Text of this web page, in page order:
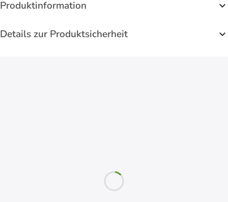
Produktinformation
Details zur Produktsicherheit